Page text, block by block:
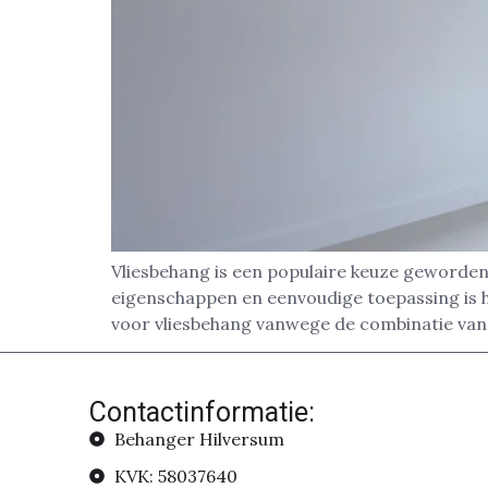
Vliesbehang is een populaire keuze
eigenschappen en eenvoudige toepassing
voor vliesbehang vanwege de combinatie
Contactinformatie:
Behanger Hilversum
KVK: 58037640